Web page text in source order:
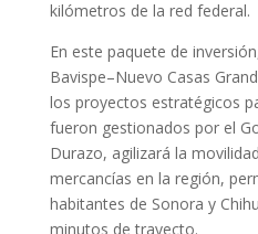
kilómetros de la red federal.
En este paquete de
Bavispe–Nuevo Casas
los proyectos estratégicos
fueron gestionados por el
Durazo, agilizará la
mercancías en la región,
habitantes de Sonora y
minutos de trayecto.